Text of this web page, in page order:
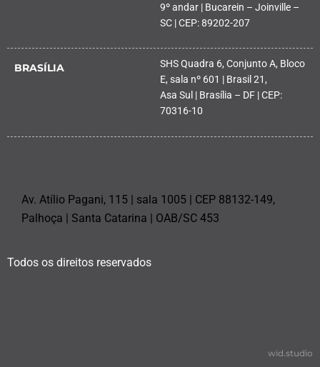
9º andar | Bucarein – Joinville –
SC | CEP: 89202-207
BRASÍLIA
SHS Quadra 6, Conjunto A, Bloco
E, sala nº 601 | Brasil 21,
Asa Sul | Brasília – DF | CEP:
70316-10
Av. Atílio Pagani, 115 | sala 1005 | CEP 88132-149,
Palhoça | Santa Catarina | OAB/SC 453
Todos os direitos reservados
wid.studio